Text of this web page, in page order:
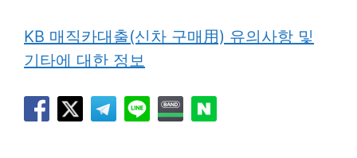
KB 매직카대출(신차 구매用) 유의사항 및
기타에 대한 정보